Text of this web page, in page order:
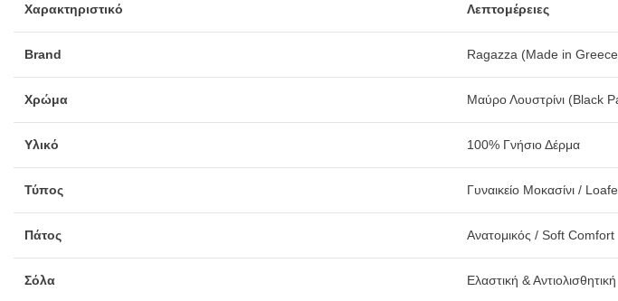
Χαρακτηριστικό Λεπτομέρειες
Brand Ragazza (Made in
Χρώμα Μαύρο Λουστρίνι (Black
Υλικό 100% Γνήσιο Δέρμα
Τύπος Γυναικείο Μοκασίνι /
Πάτος Ανατομικός / Soft Comfort
Σόλα Ελαστική & Αντιολισθητική